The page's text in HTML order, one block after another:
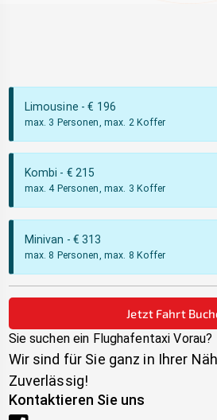
Limousine - € 196
max. 3 Personen, max. 2 Koffer
Kombi - € 215
max. 4 Personen, max. 3 Koffer
Minivan - €313
max. 8 Personen, max. 8 Koffer
Jetzt Fahrt
Sie suchen ein Flughafentaxi Vorau?
Wir sind für Sie ganz in Ihrer
Zuverlässig!
Kontaktieren Sie uns